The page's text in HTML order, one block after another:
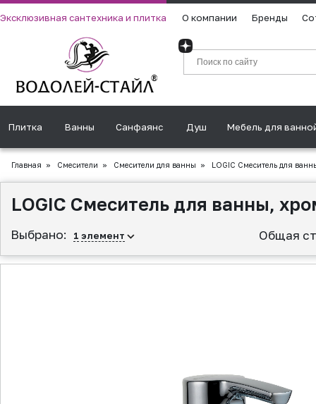
Эксклюзивная сантехника и плитка О компании Бренды
Плитка Ванны Санфаянс Душ Мебель для
Главная » Смесители » Смесители для ванны » LOGIC Смеситель для
LOGIC Смеситель для ванны,
Выбрано: 1 элемент Общая